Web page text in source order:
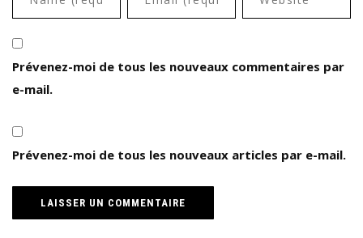
Prévenez-moi de tous les nouveaux commentaires par
e-mail.
Prévenez-moi de tous les nouveaux articles par e-mail.